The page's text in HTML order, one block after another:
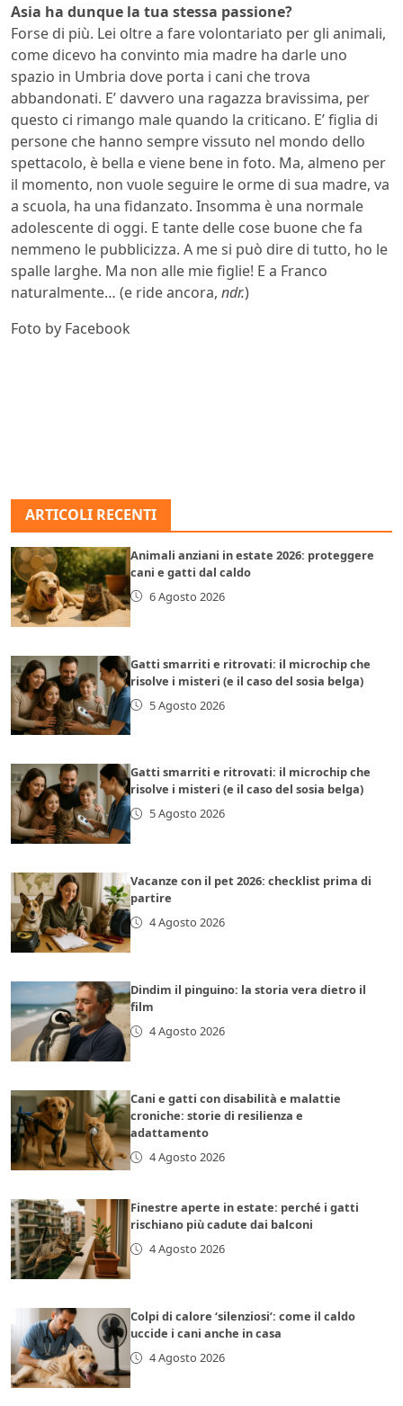
Asia ha dunque la tua stessa passione?
Forse di più. Lei oltre a fare volontariato per gli animali,
come dicevo ha convinto mia madre ha darle uno
spazio in Umbria dove porta i cani che trova
abbandonati. E’ davvero una ragazza bravissima, per
questo ci rimango male quando la criticano. E’ figlia di
persone che hanno sempre vissuto nel mondo dello
spettacolo, è bella e viene bene in foto. Ma, almeno per
il momento, non vuole seguire le orme di sua madre, va
a scuola, ha una fidanzato. Insomma è una normale
adolescente di oggi. E tante delle cose buone che fa
nemmeno le pubblicizza. A me si può dire di tutto, ho le
spalle larghe. Ma non alle mie figlie! E a Franco
naturalmente… (e ride ancora, ndr.)
Foto by Facebook
ARTICOLI RECENTI
Animali anziani in estate 2026: proteggere
cani e gatti dal caldo
6 Agosto 2026
Gatti smarriti e ritrovati: il microchip che
risolve i misteri (e il caso del sosia belga)
5 Agosto 2026
Gatti smarriti e ritrovati: il microchip che
risolve i misteri (e il caso del sosia belga)
5 Agosto 2026
Vacanze con il pet 2026: checklist prima di
partire
4 Agosto 2026
Dindim il pinguino: la storia vera dietro il
film
4 Agosto 2026
Cani e gatti con disabilità e malattie
croniche: storie di resilienza e
adattamento
4 Agosto 2026
Finestre aperte in estate: perché i gatti
rischiano più cadute dai balconi
4 Agosto 2026
Colpi di calore ‘silenziosi’: come il caldo
uccide i cani anche in casa
4 Agosto 2026